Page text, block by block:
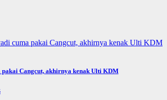
Cangcut, akhirnya kenak Ulti KDM